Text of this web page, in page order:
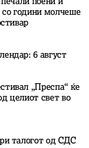
со години молчеше
6 август
„Преспа“ ќе
целиот свет во
талогот од СДС